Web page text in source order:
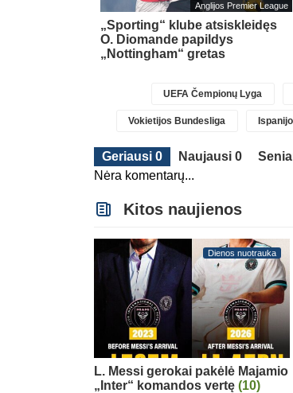
Anglijos Premier League
„Sporting“ klube atsiskleidęs
O. Diomande papildys
„Nottingham“ gretas
UEFA Čempionų Lyga
Vokietijos Bundesliga
Geriausi 0 Naujausi 0
Nėra komentarų...
Kitos naujienos
Dienos nuotrauka
L. Messi gerokai pakėlė Majamio
„Inter“ komandos vertę (10)